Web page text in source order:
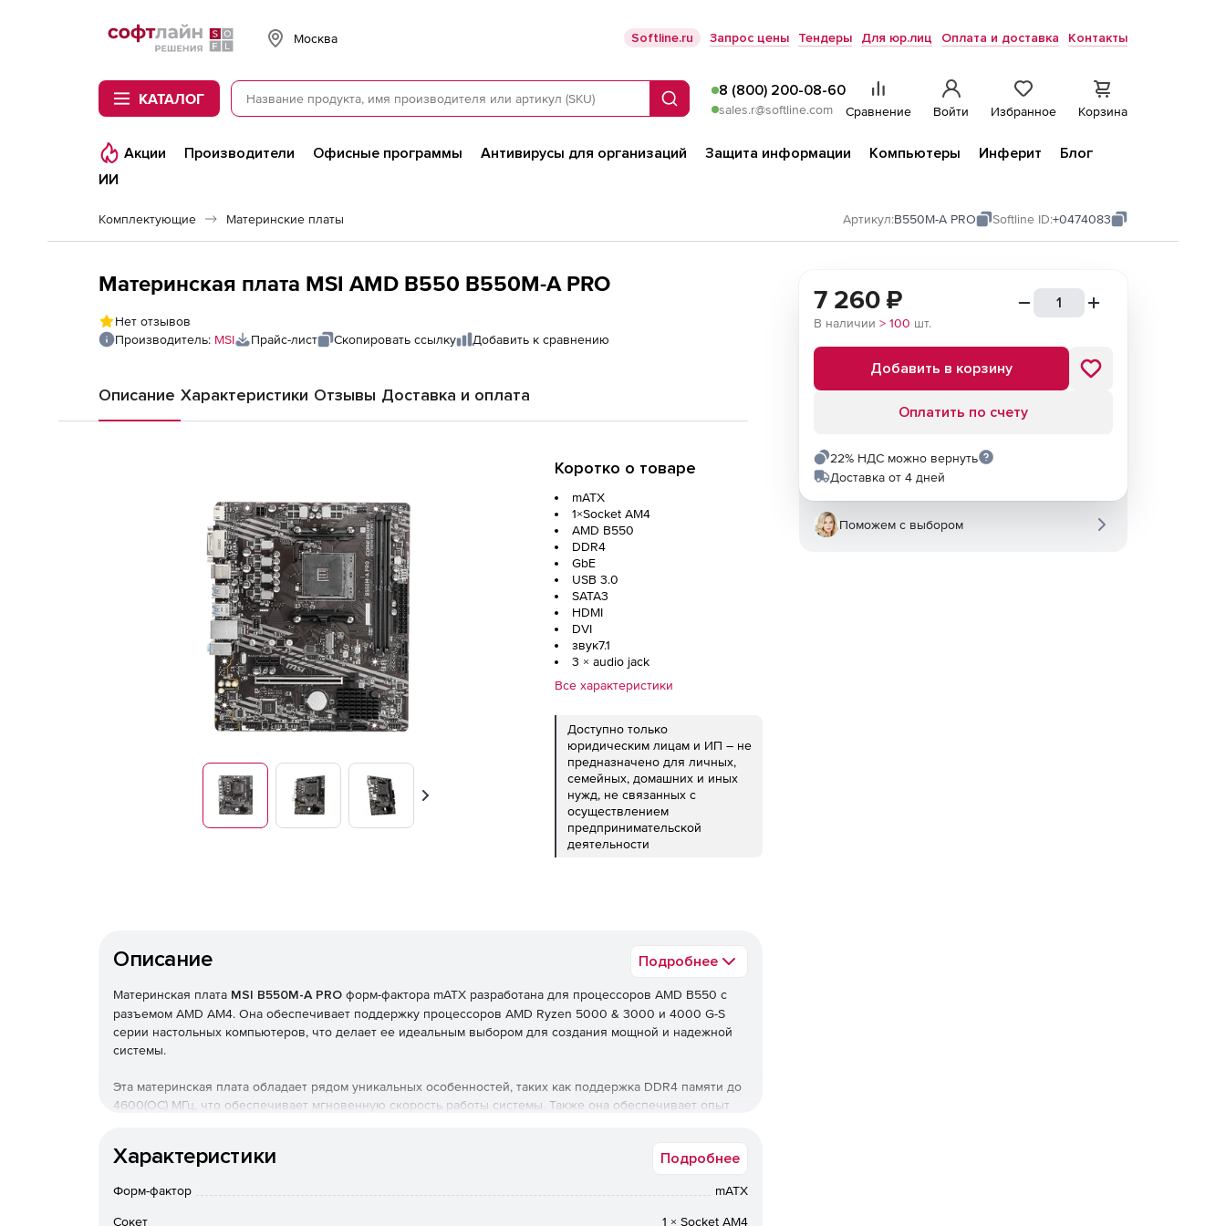
Softline
Москва Softline.ru Запрос цены Тендеры Для юр.лиц Оплата и доставка Контакты
КАТАЛОГ Поиск
8 (800) 200-08-60
sales.r@softline.com Сравнение Войти Избранное Корзина
Акции Производители Офисные программы Антивирусы для организаций Защита информации Компьютеры Инферит
Блог
ИИ
Комплектующие Материнские платы Артикул:B550M-A PRO Softline ID:+0474083
Материнская плата MSI AMD B550 B550M-A PRO
Нет отзывов
Производитель: MSI Прайс-лист Скопировать ссылку Добавить к сравнению
Описание Характеристики Отзывы Доставка и оплата
Вперед
Коротко о товаре
mATX
1×Socket AM4
AMD B550
DDR4
GbE
USB 3.0
SATA3
HDMI
DVI
звук7.1
3 × audio jack
Все характеристики
Доступно только
юридическим лицам и ИП – не
предназначено для личных,
семейных, домашних и иных
нужд, не связанных с
осуществлением
предпринимательской
деятельности
Описание Подробнее
Материнская плата MSI B550M-A PRO форм-фактора mATX разработана для процессоров AMD B550 с
разъемом AMD AM4. Она обеспечивает поддержку процессоров AMD Ryzen 5000 & 3000 и 4000 G-S
серии настольных компьютеров, что делает ее идеальным выбором для создания мощной и надежной
системы.
Эта материнская плата обладает рядом уникальных особенностей, таких как поддержка DDR4 памяти до
4600(OC) МГц, что обеспечивает мгновенную скорость работы системы. Также она обеспечивает опыт
обеспечивают чистые сигналы данных для наилучшей производительности и стабильности. Улучшенный
Характеристики Подробнее
Форм-фактор mATX
Сокет 1 × Socket AM4
7 260 ₽
В наличии > 100 шт.
Добавить в корзину
Оплатить по счету
22% НДС можно вернуть
Доставка от 4 дней
Поможем с выбором